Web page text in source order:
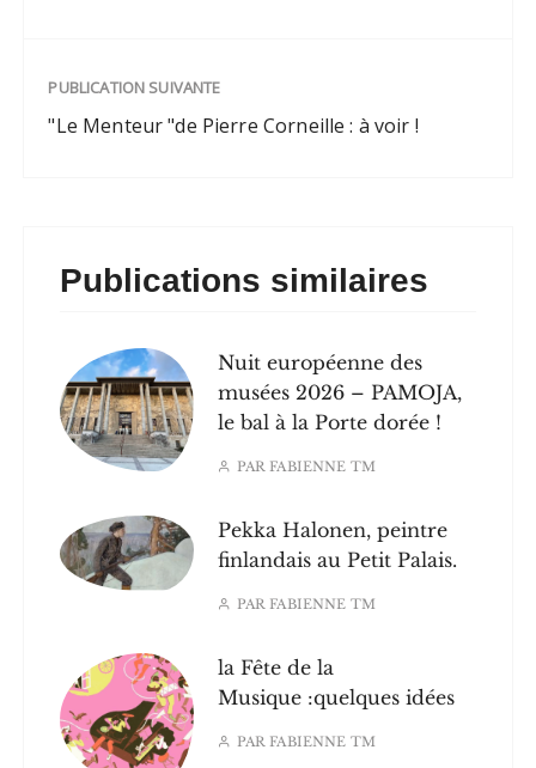
PUBLICATION SUIVANTE
"Le Menteur "de Pierre Corneille : à voir !
Publications similaires
Nuit européenne des
musées 2026 – PAMOJA,
le bal à la Porte dorée !
PAR FABIENNE TM
Pekka Halonen, peintre
finlandais au Petit Palais.
PAR FABIENNE TM
la Fête de la
Musique :quelques idées
PAR FABIENNE TM